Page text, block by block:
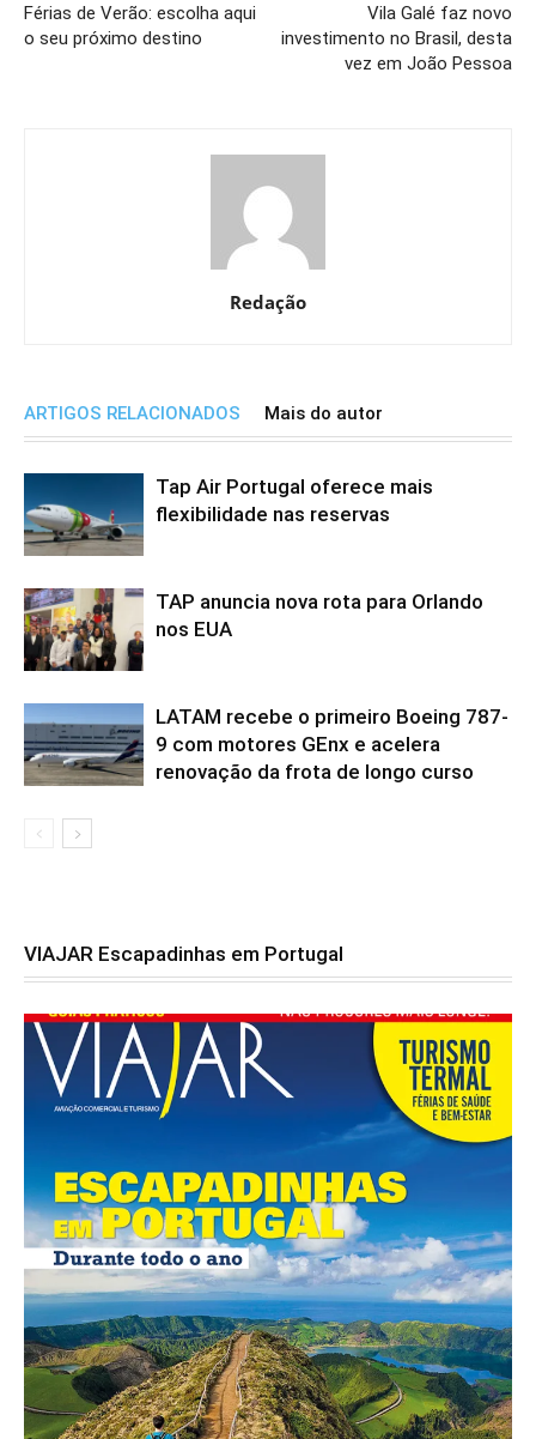
Férias de Verão: escolha aqui
o seu próximo destino
Vila Galé faz novo
investimento no Brasil, desta
vez em João Pessoa
Redação
ARTIGOS RELACIONADOS Mais do autor
Tap Air Portugal oferece mais
flexibilidade nas reservas
TAP anuncia nova rota para Orlando
nos EUA
LATAM recebe o primeiro Boeing 787-
9 com motores GEnx e acelera
renovação da frota de longo curso
VIAJAR Escapadinhas em Portugal